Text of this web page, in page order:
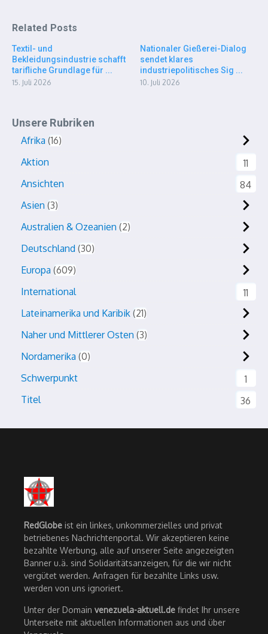
Related Posts
Textil- und
Bekleidungsindustrie schafft
tarifliche Grundlage für ...
15. Juli 2026
Nationaler Gießerei-Dialog
sendet klares
industriepolitisches Sig ...
10. Juli 2026
Unsere Rubriken
Afrika 16
Aktion
11
Ansichten
84
Asien 3
Australien & Ozeanien 2
Deutschland 30
Europa 609
International
11
Lateinamerika und Karibik 21
Naher und Mittlerer Osten 3
Nordamerika 0
Schwerpunkt
1
Titel
36
RedGlobe ist ein linkes, unkommerzielles und privat
betriebenes Nachrichtenportal. Wir akzeptieren keine
bezahlte Werbung, alle auf unserer Seite angezeigten
Banner u.ä. sind Solidaritätsanzeigen, für die wir nicht
vergütet werden. Anfragen für bezahlte Links usw.
werden von uns ignoriert.
Unter der Domain venezuela-aktuell.de findet Ihr unsere
Unterseite mit aktuellen Informationen aus und über